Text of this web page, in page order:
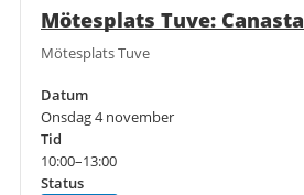
Mötesplats Tuve: Canasta
Mötesplats Tuve
Datum
Onsdag 4 november
Tid
10:00–13:00
Status